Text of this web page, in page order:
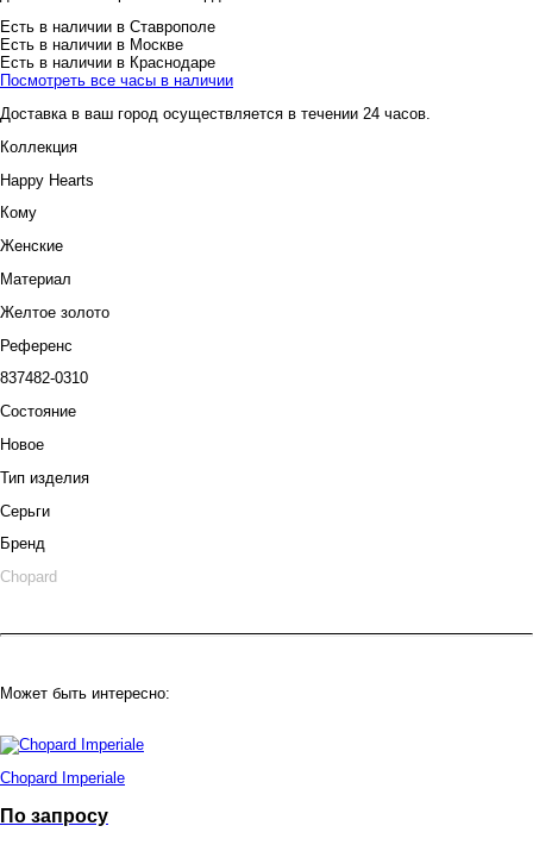
Есть в наличии в Ставрополе
Есть в наличии в Москве
Есть в наличии в Краснодаре
Посмотреть все часы в наличии
Доставка в ваш город осуществляется в течении 24 часов.
Коллекция
Happy Hearts
Кому
Женские
Материал
Желтое золото
Референс
837482-0310
Состояние
Новое
Тип изделия
Серьги
Бренд
Chopard
Может быть интересно:
Chopard Imperiale
По запросу